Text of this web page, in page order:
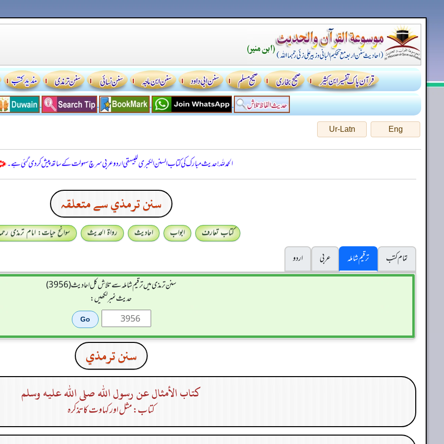
Eng
Ur-Latn
الحمدللہ! حدیث مبارک کی کتاب السنن الكبرى للبيهقي اردو عربی سرچ سہولت کے ساتھ پیش کر دی گئی ہے۔
سنن ترمذي سے متعلقہ
کتاب تعارف ابواب احادیث رواۃ الحدیث
سوانح حیات: امام ترمذی
تمام کتب
ترقیم شاملہ عربی
اردو
سنن ترمذی میں ترقیم شاملہ سے تلاش کل احادیث (3956)
حدیث نمبر لکھیں:
سنن ترمذي
كتاب الأمثال عن رسول الله صلى الله عليه وسلم
کتاب: مثل اور کہاوت کا تذکرہ